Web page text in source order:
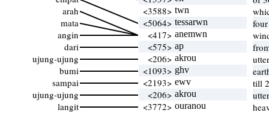
arah
mata
angin
dari
ujung-ujung
bumi
sampai
ujung-ujung
langit
<3588> twn
<5064> tessarwn
<417> anemwn
<575> ap
<206> akrou
<1093> ghv
<2193> ewv
till
<206> akrou
<3772> ouranou